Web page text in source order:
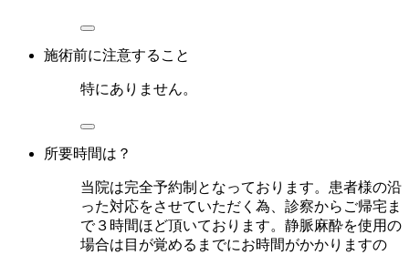
施術前に注意すること
特にありません。
所要時間は？
当院は完全予約制となっております。患者様の沿
った対応をさせていただく為、診察からご帰宅ま
で３時間ほど頂いております。静脈麻酔を使用の
場合は目が覚めるまでにお時間がかかりますの